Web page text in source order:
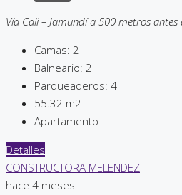
Vía Cali – Jamundí a 500 metros
Camas: 2
Balneario: 2
Parqueaderos: 4
55.32 m2
Apartamento
Detalles
CONSTRUCTORA MELENDEZ
hace 4 meses